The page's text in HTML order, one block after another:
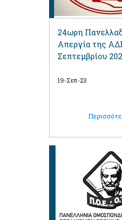
24ωρη
Απεργία της
Σεπτεμβρίου
19-Σεπ-23